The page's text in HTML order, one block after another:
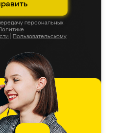
персональных
Пользовательскому